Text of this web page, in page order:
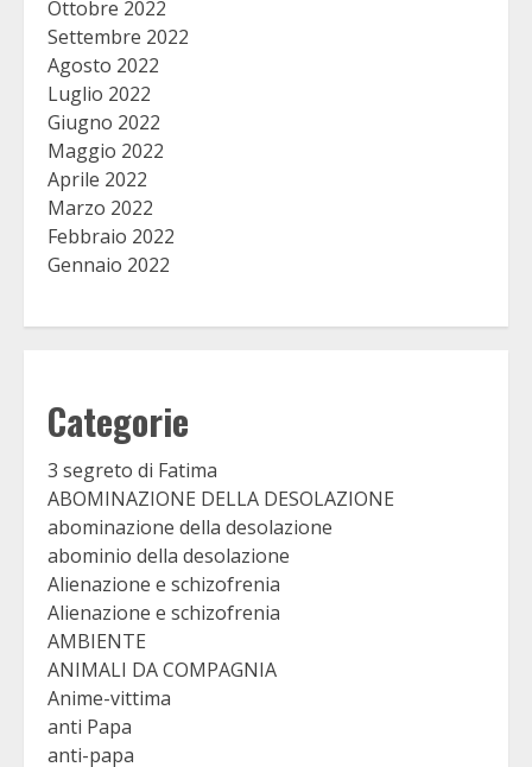
Ottobre 2022
Settembre 2022
Agosto 2022
Luglio 2022
Giugno 2022
Maggio 2022
Aprile 2022
Marzo 2022
Febbraio 2022
Gennaio 2022
Categorie
3 segreto di Fatima
ABOMINAZIONE DELLA DESOLAZIONE
abominazione della desolazione
abominio della desolazione
Alienazione e schizofrenia
Alienazione e schizofrenia
AMBIENTE
ANIMALI DA COMPAGNIA
Anime-vittima
anti Papa
anti-papa